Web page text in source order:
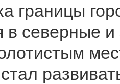
границы
в северные